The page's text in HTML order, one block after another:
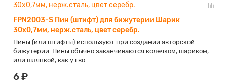
FPN2003-S Пин (штифт) для бижутерии Шарик
30х0,7мм, нерж.сталь, цвет серебр.
Пины (или штифты) используют при создании авторской
бижутерии. Пины обычно заканчиваются колечком, шариком,
или шляпкой, как у гво..
6 ₽